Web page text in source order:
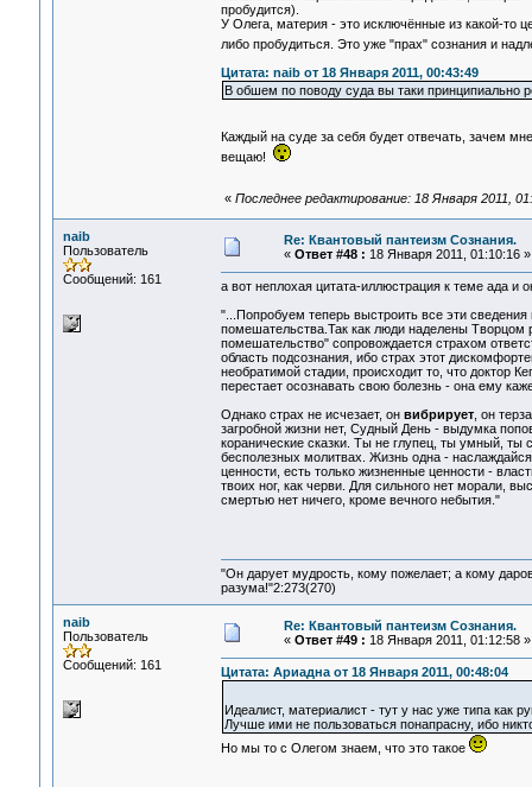
пробудится).
У Олега, материя - это исключённые из какой-то
либо пробудиться. Это уже "прах" сознания и
Цитата: naib от 18 Января 2011, 00:43:49
В обшем по поводу суда вы таки принципиально
Каждый на суде за себя будет отвечать, зачем
вещаю!
« Последнее редактирование: 18 Января 2011,
naib
Пользователь
Сообщений: 161
Re: Квантовый пантеизм Сознания.
« Ответ #48 : 18 Января 2011, 01:10:16 »
а вот неплохая цитата-иллюстрация к теме ада и
"...Попробуем теперь выстроить все эти
помешательства.Так как люди наделены
помешательство" сопровождается страхом
область подсознания, ибо страх этот
необратимой стадии, происходит то, что доктор
перестает осознавать свою болезнь - она ему
Однако страх не исчезает, онвибрирует, он
загробной жизни нет, Судный День - выдумка
коранические сказки. Ты не глупец, ты умный,
бесполезных молитвах. Жизнь одна -
ценности, есть только жизненные ценности -
твоих ног, как черви. Для сильного нет морали,
смертью нет ничего, кроме вечного небытия."
"Он дарует мудрость, кому пожелает; а кому
разума!"2:273(270)
naib
Пользователь
Сообщений: 161
Re: Квантовый пантеизм Сознания.
« Ответ #49 : 18 Января 2011, 01:12:58 »
Цитата: Ариадна от 18 Января 2011, 00:48:04
Идеалист, материалист - тут у нас уже типа как
Лучше ими не пользоваться понапрасну, ибо
Но мы то с Олегом знаем, что это такое